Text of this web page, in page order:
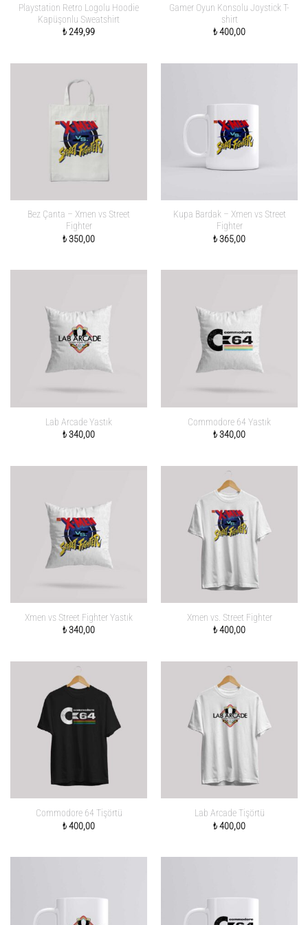
Playstation Retro Logolu Hoodie
Kapüşonlu Sweatshirt
₺249,99
Gamer Oyun Konsolu Joystick T-
shirt
₺400,00
Bez Çanta – Xmen vs Street
Fighter
₺350,00
Kupa Bardak – Xmen vs Street
Fighter
₺365,00
Lab Arcade Yastık
₺340,00
Commodore 64 Yastık
₺340,00
Xmen vs Street Fighter Yastık
₺340,00
Xmen vs. Street Fighter
₺400,00
Commodore 64 Tişörtü
₺400,00
Lab Arcade Tişörtü
₺400,00